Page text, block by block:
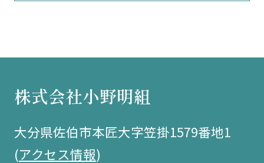
株式会社小野明組
大分県佐伯市本匠大字笠掛1579番地1
(アクセス情報)